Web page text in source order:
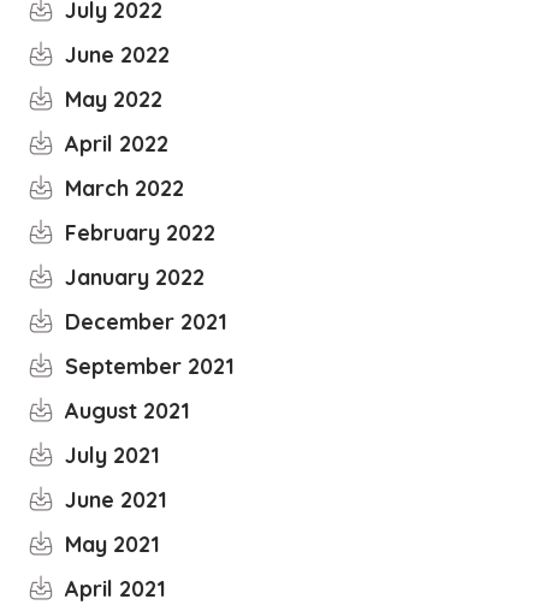
July 2022
June 2022
May 2022
April 2022
March 2022
February 2022
January 2022
December 2021
September 2021
August 2021
July 2021
June 2021
May 2021
April 2021